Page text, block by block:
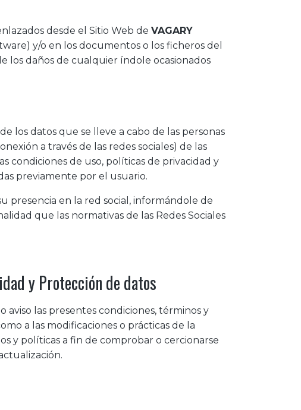
desde el Sitio Web de VAGARY
y/o en los documentos o los ficheros del
los daños de cualquier índole ocasionados
los datos que se lleve a cabo de las personas
a través de las redes sociales) de las
condiciones de uso, políticas de privacidad y
previamente por el usuario.
presencia en la red social, informándole de
que las normativas de las Redes Sociales
y Protección de datos
las presentes condiciones, términos y
a las modificaciones o prácticas de la
y políticas a fin de comprobar o cercionarse